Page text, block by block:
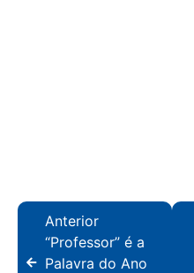
Anterior
“Professor” é a
Palavra do Ano